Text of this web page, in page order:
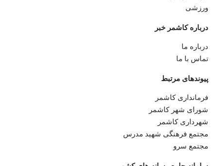
ورزشی
درباره کاشمر خبر
درباره ما
تماس با ما
پیوندهای مرتبط
فرمانداری کاشمر
شورای شهر کاشمر
شهرداری کاشمر
مجتمع فرهنگی شهید مدرس
مجتمع سرو